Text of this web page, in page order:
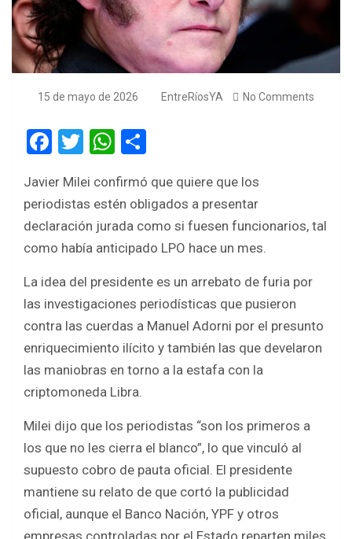
15 de mayo de 2026 EntreRíosYA No Comments
F
ce
b
o
k
T
tt
er
W
at
s
A
p
ar
e
Javier Milei confirmó que quiere que los
periodistas estén obligados a presentar
declaración jurada como si fuesen funcionarios, tal
como había anticipado LPO hace un mes.
La idea del presidente es un arrebato de furia por
las investigaciones periodísticas que pusieron
contra las cuerdas a Manuel Adorni por el presunto
enriquecimiento ilícito y también las que develaron
las maniobras en torno a la estafa con la
criptomoneda Libra.
Milei dijo que los periodistas “son los primeros a
los que no les cierra el blanco”, lo que vinculó al
supuesto cobro de pauta oficial. El presidente
mantiene su relato de que cortó la publicidad
oficial, aunque el Banco Nación, YPF y otros